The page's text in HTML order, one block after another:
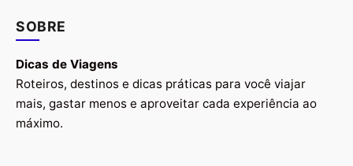
SOBRE
Dicas de Viagens
Roteiros, destinos e dicas práticas para você viajar
mais, gastar menos e aproveitar cada experiência ao
máximo.